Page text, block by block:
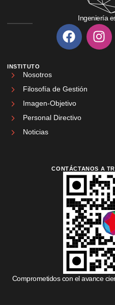
Ingeniería
INSTITUTO
Nosotros
Filosofía de Gestión
Imagen-Objetivo
Personal Directivo
Noticias
CONTÁCTANOS A
Comprometidos con el avance